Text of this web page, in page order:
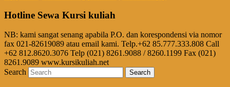
Hotline Sewa Kursi kuliah
NB: kami sangat senang apabila P.O. dan korespondensi via nomor
fax 021-82619089 atau email kami. Telp.+62 85.777.333.808 Call
+62 812.8620.3076 Telp (021) 8261.9088 / 8260.1199 Fax (021)
8261.9089 www.kursikuliah.net
Search